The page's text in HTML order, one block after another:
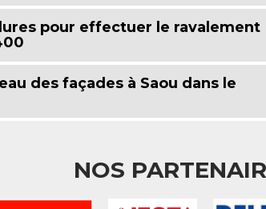
pour effectuer le ravalement
des façades à Saou dans le
NOS